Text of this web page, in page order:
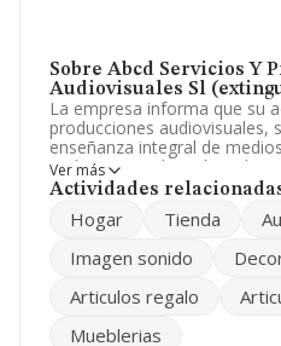
Sobre Abcd Servicios Y
Audiovisuales Sl
La empresa informa que su
producciones audiovisuales,
enseñanza integral de
grabacion, realización,
comercialización de artículos
Clasifica su actividad CNAE
compañía no tiene actividad
La sociedadAbcd Servicios
identificación fiscal
Ver más
Actividades
Hogar Tienda
Imagen sonido
Articulos regalo
Mueblerias